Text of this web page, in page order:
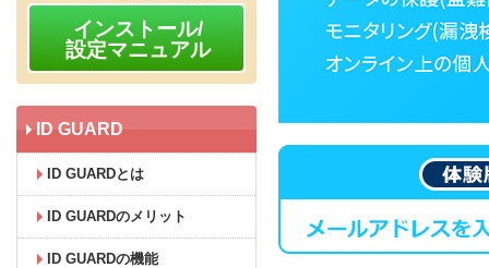
インストール/
設定マニュアル
ID GUARD
ID GUARDとは
ID GUARDのメリット
ID GUARDの機能